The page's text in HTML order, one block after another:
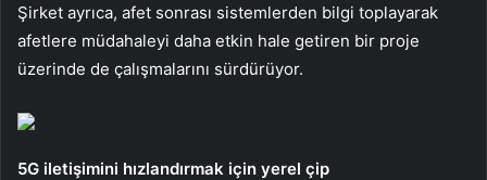
Şirket ayrıca, afet sonrası sistemlerden bilgi toplayarak
afetlere müdahaleyi daha etkin hale getiren bir proje
üzerinde de çalışmalarını sürdürüyor.
5G iletişimini hızlandırmak için yerel çip